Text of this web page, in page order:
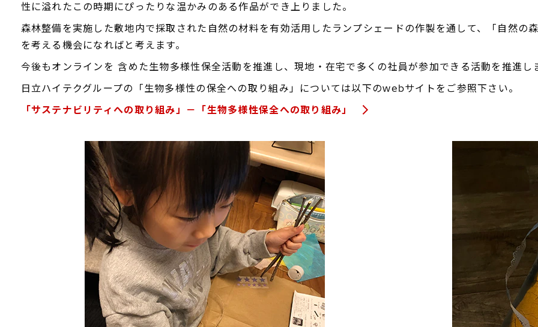
性に溢れたこの時期にぴったりな温かみのある作品ができ上りました。
森林整備を実施した敷地内で採取された自然の材料を有効活用したランプシェードの作製を通して、「自然の
を考える機会になればと考えます。
今後もオンラインを 含めた生物多様性保全活動を推進し、現地・在宅で多くの社員が参加できる活動を推進し
日立ハイテクグループの「生物多様性の保全への取り組み」については以下のwebサイトをご参照下さい。
「サステナビリティへの取り組み」－「生物多様性保全への取り組み」